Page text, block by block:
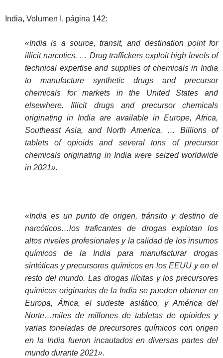
India, Volumen I, página 142:
«India is a source, transit, and destination point for
illicit narcotics. … Drug traffickers exploit high levels of
technical expertise and supplies of chemicals in India
to manufacture synthetic drugs and precursor
chemicals for markets in the United States and
elsewhere. Illicit drugs and precursor chemicals
originating in India are available in Europe, Africa,
Southeast Asia, and North America. … Billions of
tablets of opioids and several tons of precursor
chemicals originating in India were seized worldwide
in 2021».
«India es un punto de origen, tránsito y destino de
narcóticos…los traficantes de drogas explotan los
altos niveles profesionales y la calidad de los insumos
químicos de la India para manufacturar drogas
sintéticas y precursores químicos en los EEUU y en el
resto del mundo. Las drogas ilícitas y los precursores
químicos originarios de la India se pueden obtener en
Europa, África, el sudeste asiático, y América del
Norte…miles de millones de tabletas de opioides y
varias toneladas de precursores químicos con origen
en la India fueron incautados en diversas partes del
mundo durante 2021».